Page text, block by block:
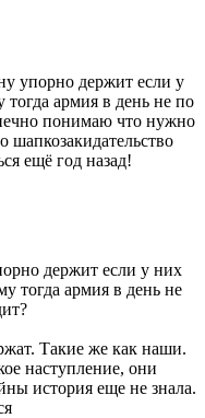
упорно держит если у
армия в день не по
понимаю что нужно
шапкозакидательство
ещё год назад!
держит если у них
тогда армия в день не
Такие же как наши.
наступление, они
история еще не знала.